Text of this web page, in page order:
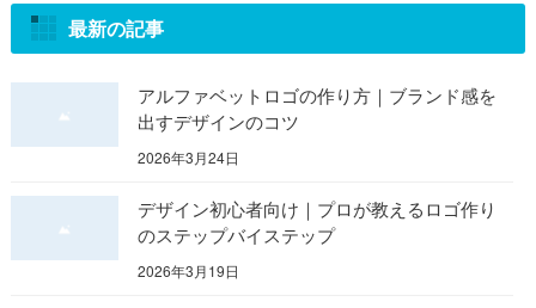
最新の記事
アルファベットロゴの作り方｜ブランド感を
出すデザインのコツ
2026年3月24日
デザイン初心者向け｜プロが教えるロゴ作り
のステップバイステップ
2026年3月19日